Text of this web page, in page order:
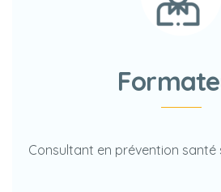
Consultant en prévention santé